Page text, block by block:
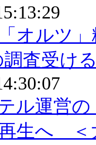
オルツ
査受け
ル運営
再生へ